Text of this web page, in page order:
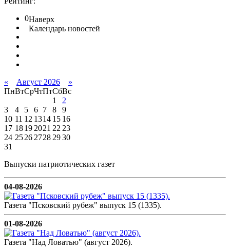
0Наверх
Календарь новостей
« Август 2026
»
ПнВтСрЧтПтСбВс
1
2
3
4 5 6 7 8
9
10 11 12 1314 15 16
17 18192021 2223
24 252627282930
31
Выпуски патриотических газет
04-08-2026
Газета "Псковский рубеж" выпуск 15 (1335).
01-08-2026
Газета "Над Ловатью" (август 2026).